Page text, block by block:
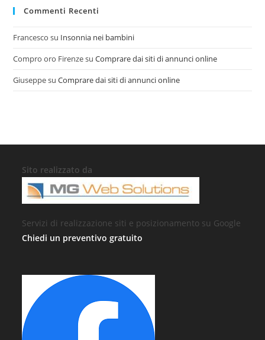
Commenti Recenti
Francesco su Insonnia nei bambini
Compro oro FirenzesuComprare dai siti di annunci online
GiuseppesuComprare dai siti di annunci online
Sito realizzato da
Servizi di realizzazione siti e posizionamento su Google
Chiedi un preventivo gratuito